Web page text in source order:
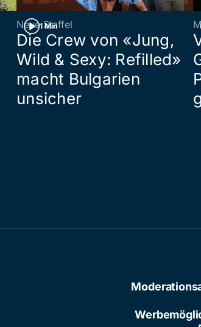
1 Min
Neue Staffel
Die Crew von «Jung,
Wild & Sexy: Refilled»
macht Bulgarien
unsicher